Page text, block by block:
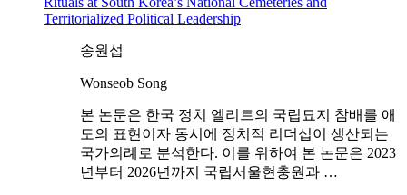
Territorialized Political Leadership
송원섭
Wonseob Song
본 논문은 한국 정치 엘리트의 국립묘지 참배를 애
도의 표현이자 동시에 정치적 리더십이 생산되는
국가의례로 분석한다. 이를 위하여 본 논문은 2023
년부터 2026년까지 국립서울현충원과 …